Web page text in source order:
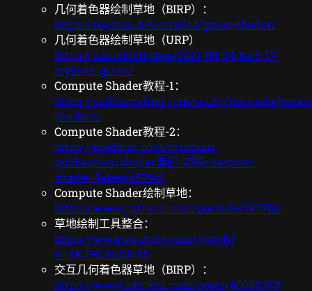
几何着色器绘制草地（BIRP）：
https://roystan.net/articles/grass-shader/
几何着色器绘制草地（URP）
https://danielilett.com/2021-08-24-tut5-17-
stylised-grass/
Compute Shader教程-1：
https://catlikecoding.com/unity/tutorials/
shaders/
Compute Shader教程-2：
https://medium.com/ericzhan-
publication/shader筆記-初探compute-
shader-9efeebd579c1
Compute Shader绘制草地：
https://www.patreon.com/posts/53587750
草地绘制工具整合：
https://www.youtube.com/watch?
v=xKJHL8nQiuM
交互几何着色器草地（BIRP）：
https://www.patreon.com/posts/40090373